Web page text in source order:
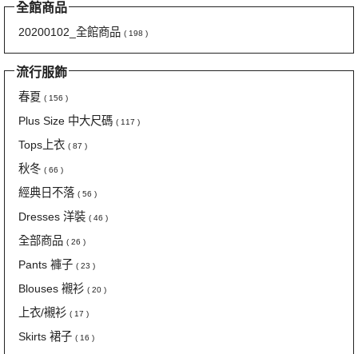
全館商品
20200102_全館商品 ( 198 )
流行服飾
春夏 ( 156 )
Plus Size 中大尺碼 ( 117 )
Tops上衣 ( 87 )
秋冬 ( 66 )
經典日不落 ( 56 )
Dresses 洋裝 ( 46 )
全部商品 ( 26 )
Pants 褲子 ( 23 )
Blouses 襯衫 ( 20 )
上衣/襯衫 ( 17 )
Skirts 裙子 ( 16 )